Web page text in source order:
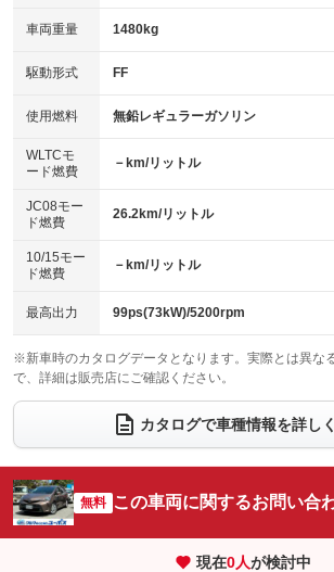
アイドリングストップ
：装備あり
USB入力端子
：装備なし
100V電源
：装備なし
センターデフロック
：装備なし
電動格納ミラー
：装備あり
キーレス
HID(キセノンライト)
：装備なし
バックカメラ
：装備あり
エアロ
：装備なし
：装備なし
パワーシート
ベンチシート
：装備なし
チップアップシート
：装備なし
：装備なし ：装備な
ウォークスルー
：装備なし
電動リアゲート フロント
：装備な
：装備なし ：装備な
サイドカメラ
：装備なし ルーフレ
：装備な
：装備なし
：装備な
車両重量 1480kg
駆動形式 FF
使用燃料 無鉛レギュラーガソリン
WLTCモ
ード燃費
－km/リットル
JC08モー
ド燃費
26.2km/リットル
10/15モー
ド燃費
－km/リットル
最高出力 99ps(73kW)/5200rpm
※新車時のカタログデータとなります。実際とは異な
で、詳細は販売店にご確認ください。
カタログで車種情報を詳し
無料 この車両に関するお問い合
現在0人が検討中